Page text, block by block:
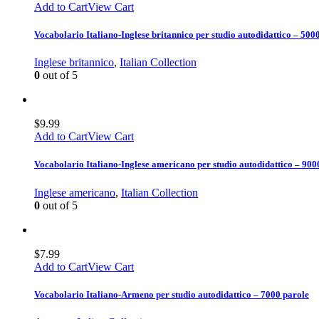
Add to CartView Cart
Vocabolario Italiano-Inglese britannico per studio autodidattico –
Inglese britannico, Italian Collection
0 out of 5
$9.99
Add to CartView Cart
Vocabolario Italiano-Inglese americano per studio autodidattico –
Inglese americano, Italian Collection
0 out of 5
$7.99
Add to CartView Cart
Vocabolario Italiano-Armeno per studio autodidattico – 7000 parole